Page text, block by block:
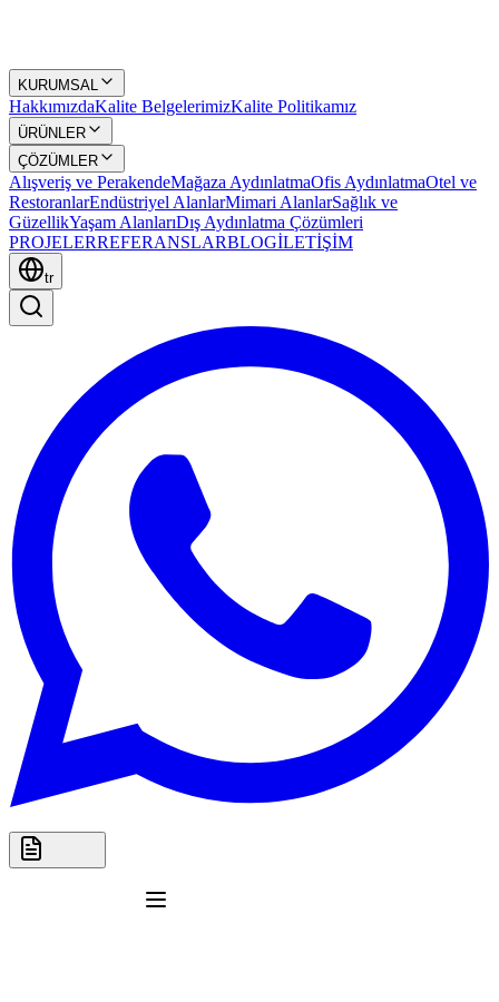
KURUMSAL
HakkımızdaKalite BelgelerimizKalite Politikamız
ÜRÜNLER
ÇÖZÜMLER
Alışveriş ve PerakendeMağaza AydınlatmaOfis AydınlatmaOtel ve
RestoranlarEndüstriyel AlanlarMimari AlanlarSağlık ve
GüzellikYaşam AlanlarıDış Aydınlatma Çözümleri
PROJELERREFERANSLARBLOGİLETİŞİM
tr